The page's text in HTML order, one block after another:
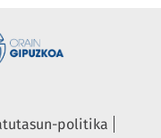
politika